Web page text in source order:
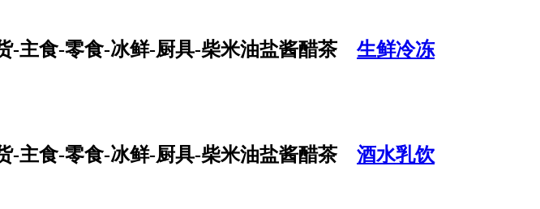
生鲜冷冻
酒水乳饮